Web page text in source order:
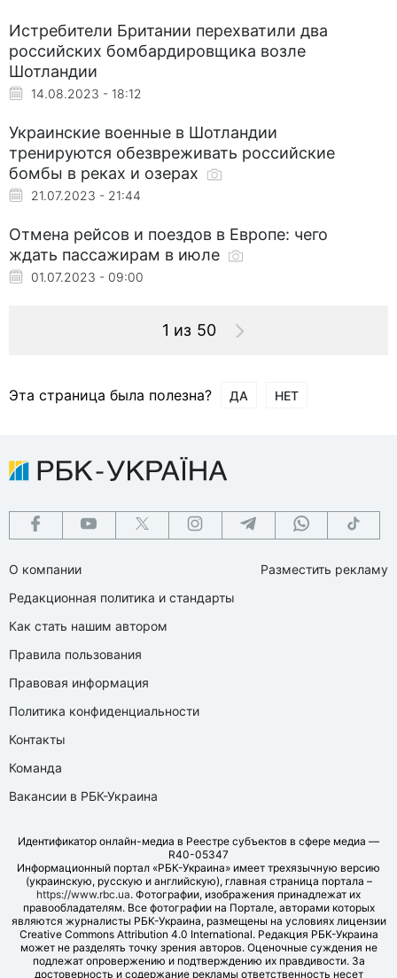
Истребители Британии перехватили два
российских бомбардировщика возле
Шотландии
14.08.2023 - 18:12
Украинские военные в Шотландии
тренируются обезвреживать российские
бомбы в реках и озерах
21.07.2023 - 21:44
Отмена рейсов и поездов в Европе: чего
ждать пассажирам в июле
01.07.2023 - 09:00
1 из 50
Эта страница была полезна? ДА НЕТ
О компании
Редакционная политика и стандарты
Как стать нашим автором
Правила пользования
Правовая информация
Политика конфиденциальности
Контакты
Команда
Вакансии в РБК-Украина
Разместить рекламу
Идентификатор онлайн-медиа в Реестре субъектов в сфере медиа —
R40-05347
Информационный портал «РБК-Украина» имеет трехязычную версию
(украинскую, русскую и английскую), главная страница портала –
https://www.rbc.ua. Фотографии, изображения принадлежат их
правообладателям. Все фотографии на Портале, авторами которых
являются журналисты РБК-Украина, размещены на условиях лицензии
Creative Commons Attribution 4.0 International. Редакция РБК-Украина
может не разделять точку зрения авторов. Оценочные суждения не
подлежат опровержению и подтверждению их правдивости. За
достоверность и содержание рекламы ответственность несет